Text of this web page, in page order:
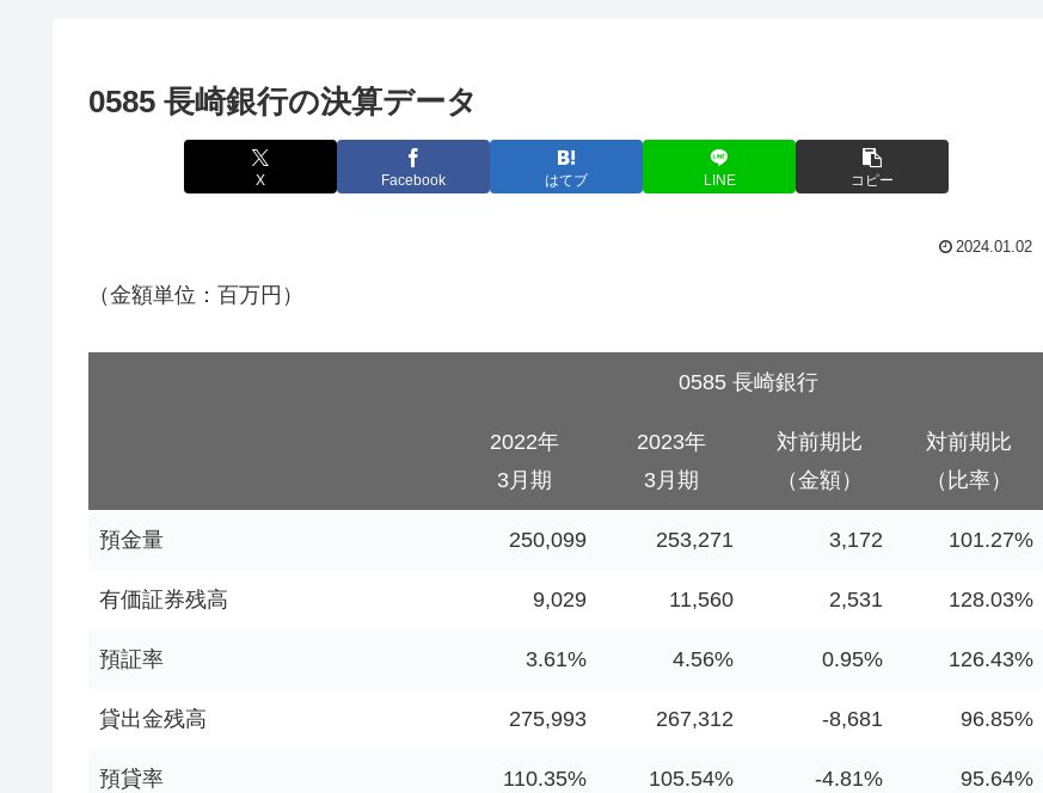
0585 長崎銀行の決算データ
X Facebook はてブ LINE コピー
2024.01.02
（金額単位：百万円）
0585 長崎銀行
2022年
3月期
2023年
3月期
対前期比
（金額）
対前期比
（比率）
預金量 250,099 253,271 3,172 101.27%
有価証券残高 9,029 11,560 2,531 128.03%
預証率 3.61% 4.56% 0.95% 126.43%
貸出金残高 275,993 267,312 -8,681 96.85%
預貸率 110.35% 105.54% -4.81% 95.64%